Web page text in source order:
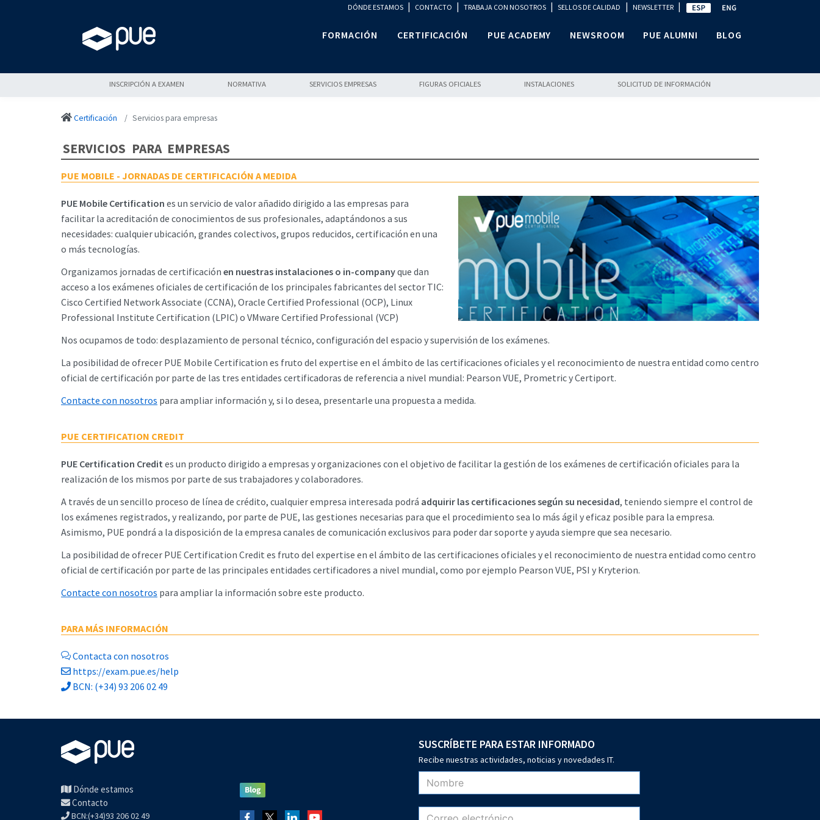
DÓNDE ESTAMOS | CONTACTO | TRABAJA CON NOSOTROS | SELLOS DE CALIDAD | NEWSLETTER |
FORMACIÓN CERTIFICACIÓN PUE ACADEMY NEWSROOM PUE ALUMNI BLOG
INSCRIPCIÓN A EXAMEN NORMATIVA SERVICIOS EMPRESAS FIGURAS OFICIALES INSTALACIONES SOLICITUD DE INFORMACIÓN
Certificación Servicios para empresas
SERVICIOS PARA EMPRESAS
PUE MOBILE - JORNADAS DE CERTIFICACIÓN A MEDIDA
PUE Mobile Certification es un servicio de valor añadido dirigido a las empresas para
facilitar la acreditación de conocimientos de sus profesionales, adaptándonos a sus
necesidades: cualquier ubicación, grandes colectivos, grupos reducidos, certificación en una
o más tecnologías.
Organizamos jornadas de certificación en nuestras instalaciones o in-companyque dan
acceso a los exámenes oficiales de certificación de los principales fabricantes del sector TIC:
Cisco Certified Network Associate (CCNA), Oracle Certified Professional (OCP), Linux
Professional Institute Certification (LPIC) o VMware Certified Professional (VCP)
Nos ocupamos de todo: desplazamiento de personal técnico, configuración del espacio y supervisión de los exámenes.
La posibilidad de ofrecer PUE Mobile Certification es fruto del expertise en el ámbito de las certificaciones oficiales y el reconocimiento de nuestra entidad como centro
oficial de certificación por parte de las tres entidades certificadoras de referencia a nivel mundial: Pearson VUE, Prometric y Certiport.
Contacte con nosotros para ampliar información y, si lo desea, presentarle una propuesta a medida.
PUE CERTIFICATION CREDIT
PUE Certification Credit es un producto dirigido a empresas y organizaciones con el objetivo de facilitar la gestión de los exámenes de certificación oficiales para la
realización de los mismos por parte de sus trabajadores y colaboradores.
A través de un sencillo proceso de línea de crédito, cualquier empresa interesada podrá adquirir las certificaciones según su necesidad, teniendo siempre el control de
los exámenes registrados, y realizando, por parte de PUE, las gestiones necesarias para que el procedimiento sea lo más ágil y eficaz posible para la empresa.
Asimismo, PUE pondrá a la disposición de la empresa canales de comunicación exclusivos para poder dar soporte y ayuda siempre que sea necesario.
La posibilidad de ofrecer PUE Certification Credit es fruto del expertise en el ámbito de las certificaciones oficiales y el reconocimiento de nuestra entidad como centro
oficial de certificación por parte de las principales entidades certificadores a nivel mundial, como por ejemplo Pearson VUE, PSI y Kryterion.
Contacte con nosotros para ampliar la información sobre este producto.
PARA MÁS INFORMACIÓN
Contacta con nosotros
https://exam.pue.es/help
BCN: (+34) 93 206 02 49
Dónde estamos
Contacto
BCN:(+34)93 206 02 49
SUSCRÍBETE PARA ESTAR INFORMADO
Recibe nuestras actividades, noticias y novedades IT.